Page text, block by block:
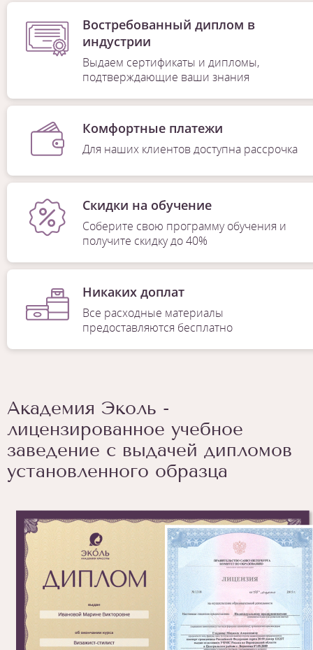
Востребованный диплом в
индустрии
Выдаем сертификаты и дипломы,
подтверждающие ваши знания
Комфортные платежи
Для наших клиентов доступна рассрочка
Скидки на обучение
Соберите свою программу обучения и
получите скидку до 40%
Никаких доплат
Все расходные материалы
предоставляются бесплатно
Академия Эколь -
лицензированное учебное
заведение с выдачей дипломов
установленного образца